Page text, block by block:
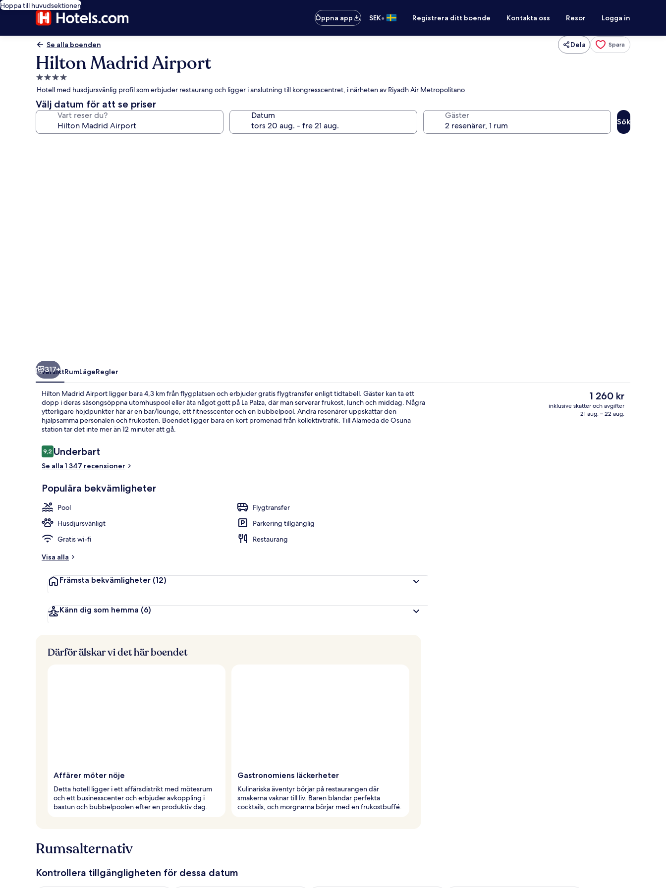
Hoppa till huvudsektionen
Öppna app
SEK• Registrera ditt boende Kontakta oss Resor Logga in
Se alla boenden Dela Spara
Hilton Madrid Airport
4.0-
stjärnigt
boende
Hotell med husdjursvänlig profil som erbjuder restaurang och ligger i anslutning till kongresscentret, i närheten av Riyadh Air Metropolitano
Välj datum för att se priser
Vart reser du? Datum Gäster
Sök
Sängtillbehör av högsta kvalitet och minibar Lobbylounge
317+
ÖversiktRumLägeRegler
Hilton Madrid Airport ligger bara 4,3 km från flygplatsen och erbjuder gratis flygtransfer enligt tidtabell. Gäster kan ta ett
dopp i deras säsongsöppna utomhuspool eller äta något gott på La Palza, där man serverar frukost, lunch och middag. Några
ytterligare höjdpunkter här är en bar/lounge, ett fitnesscenter och en bubbelpool. Andra resenärer uppskattar den
hjälpsamma personalen och frukosten. Boendet ligger bara en kort promenad från kollektivtrafik. Till Alameda de Osuna
station tar det inte mer än 12 minuter att gå.
Recensioner
9,29,2 av 10,
Underbart
Se alla 1 347 recensioner
Populära bekvämligheter
Pool
Flygtransfer
Husdjursvänligt
Parkering tillgänglig
Gratis wi-fi
Restaurang
Visa alla
Främsta bekvämligheter (12)
Känn dig som hemma (6)
Det
nuvarande
priset
1 260 kr
inklusive skatter och avgifter
21 aug. – 22 aug.
Därför älskar vi det här boendet
Affärer möter nöje
Detta hotell ligger i ett affärsdistrikt med mötesrum
och ett businesscenter och erbjuder avkoppling i
bastun och bubbelpoolen efter en produktiv dag.
Gastronomiens läckerheter
Kulinariska äventyr börjar på restaurangen där
smakerna vaknar till liv. Baren blandar perfekta
cocktails, och morgnarna börjar med en frukostbuffé.
Rumsalternativ
Kontrollera tillgängligheten för dessa datum